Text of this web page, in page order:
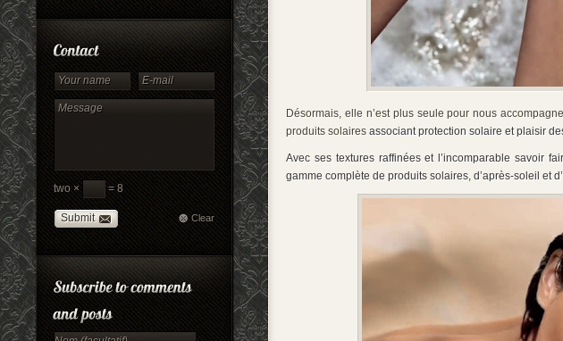
two × = 8
Submit Clear
Désormais, elle n’est plus seule pour nous
produits solaires associant protection solaire et plaisir
Avec ses textures raffinées et l’incomparable savoir
gamme complète de produits solaires, d’après-soleil et